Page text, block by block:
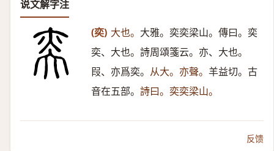
说文解字注
(奕) 大也。 大雅。奕奕梁山。傳曰。奕
奕、大也。詩周頌箋云。亦、大也。
叚、亦爲奕。 从大。亦聲。 羊益切。古
音在五部。 詩曰。奕奕梁山。
反馈